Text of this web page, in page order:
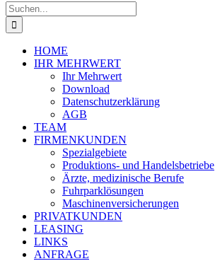
Suche
nach:
HOME
IHR MEHRWERT
Ihr Mehrwert
Download
Datenschutzerklärung
AGB
TEAM
FIRMENKUNDEN
Spezialgebiete
Produktions- und Handelsbetriebe
Ärzte, medizinische Berufe
Fuhrparklösungen
Maschinenversicherungen
PRIVATKUNDEN
LEASING
LINKS
ANFRAGE